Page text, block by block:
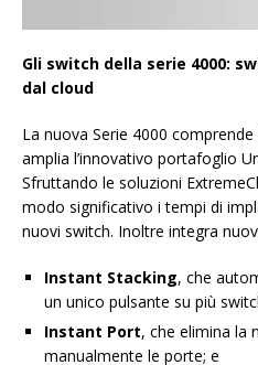
Gli switch della serie 4000:
dal cloud
La nuova Serie 4000
amplia l’innovativo portafoglio
Sfruttando le soluzioni
modo significativo i tempi di
nuovi switch. Inoltre integra
Instant Stacking, che
un unico pulsante su più
Instant Port, che elimina la
manualmente le porte; e